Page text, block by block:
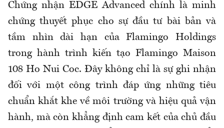
Chứng nhận EDGE Advanced chính là minh
chứng thuyết phục cho sự đầu tư bài bản và
tầm nhìn dài hạn của Flamingo Holdings
trong hành trình kiến tạo Flamingo Maison
108 Ho Nui Coc. Đây không chỉ là sự ghi nhận
đối với một công trình đáp ứng những tiêu
chuẩn khắt khe về môi trường và hiệu quả vận
hành, mà còn khẳng định cam kết của chủ đầu